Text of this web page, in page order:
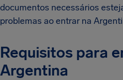
documentos necessários
problemas ao entrar na
Requisitos para
Argentina